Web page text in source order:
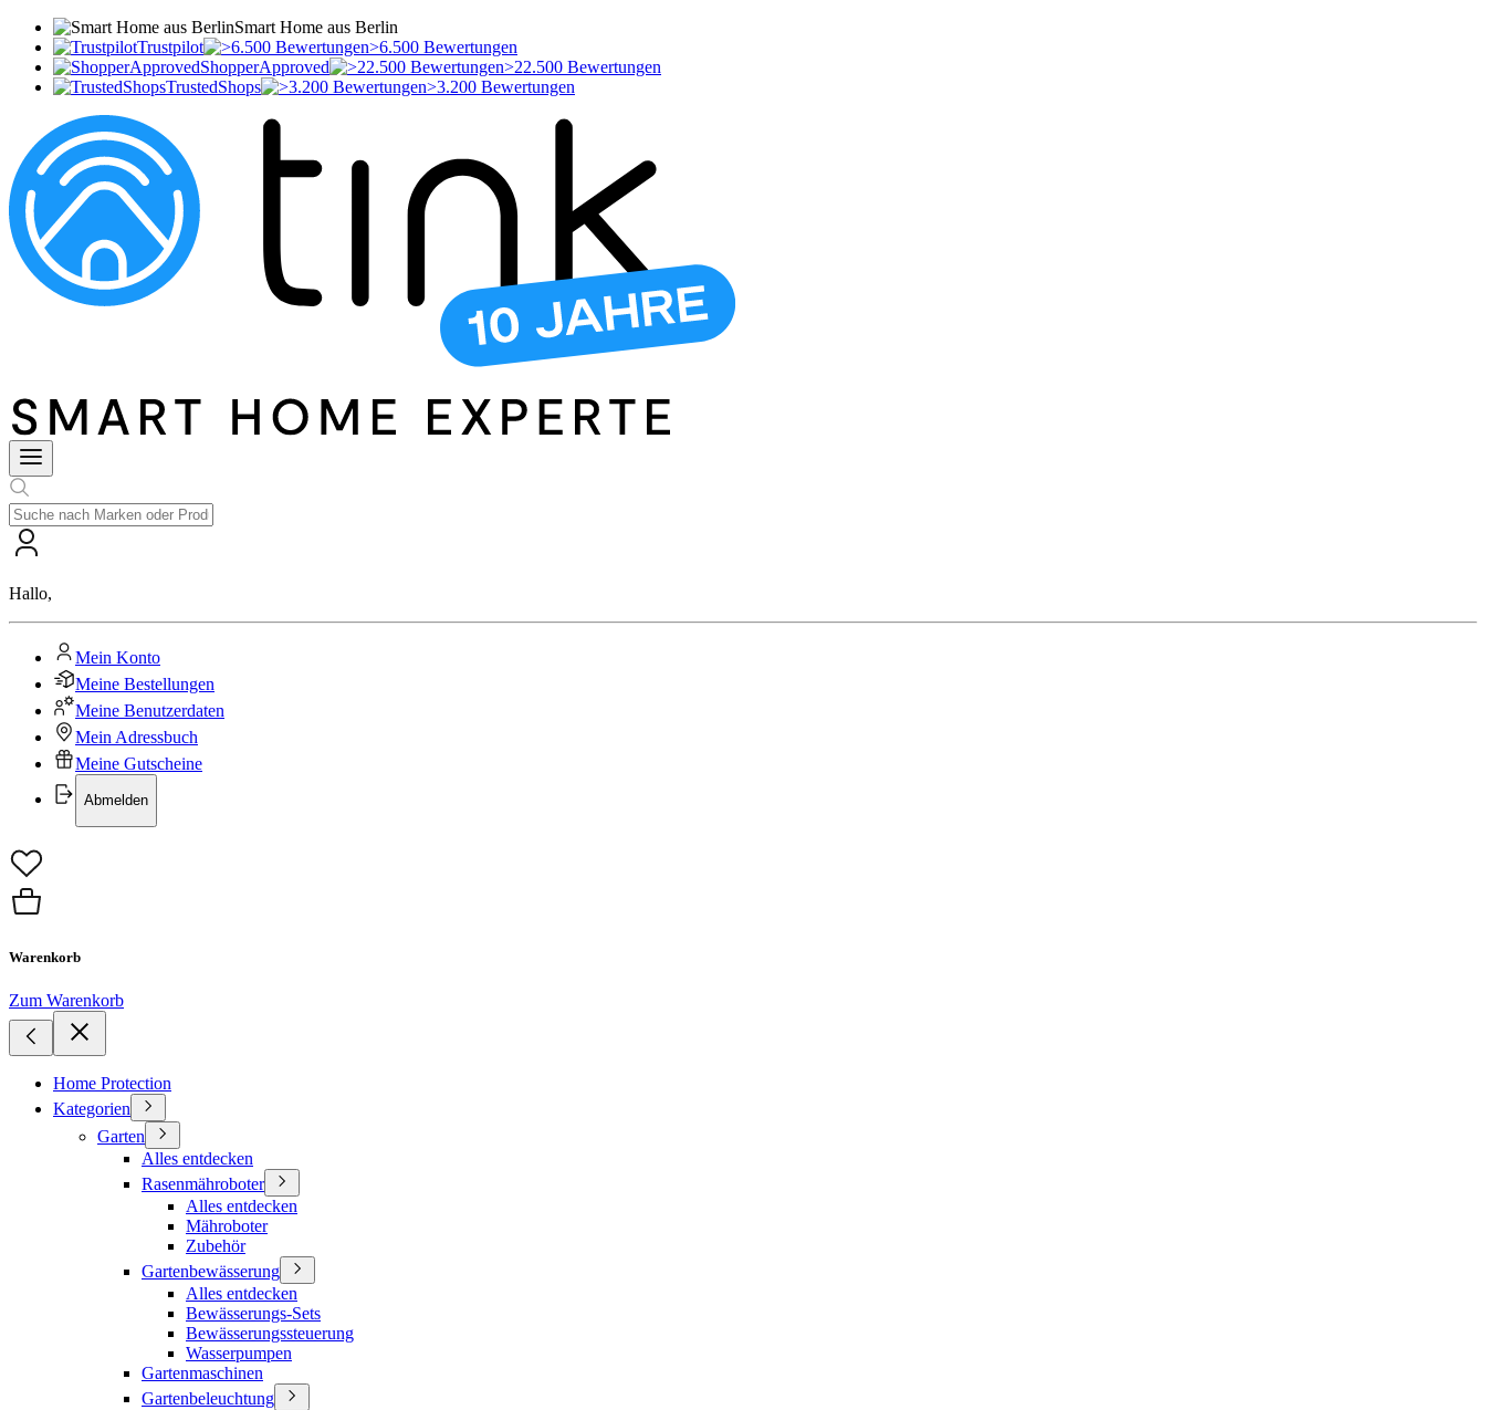
Smart Home aus Berlin
Trustpilot
>6.500 Bewertungen
ShopperApproved
>22.500 Bewertungen
TrustedShops
>3.200 Bewertungen
Hallo,
Mein Konto
Meine Bestellungen
Meine Benutzerdaten
Mein Adressbuch
Meine Gutscheine
Abmelden
Warenkorb
Zum Warenkorb
Home Protection
Kategorien
Garten
Alles entdecken
Rasenmähroboter
Alles entdecken
Mähroboter
Zubehör
Gartenbewässerung
Alles entdecken
Bewässerungs-Sets
Bewässerungssteuerung
Wasserpumpen
Gartenmaschinen
Gartenbeleuchtung